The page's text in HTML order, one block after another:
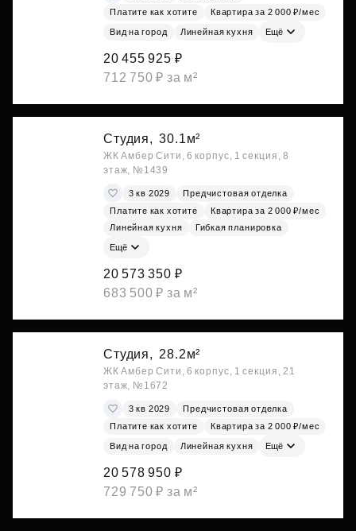
Платите как хотите
Квартира за 2 000 ₽/мес
Вид на город Линейная кухня Ещё
20 455 925 ₽
712 750 ₽ за м²
Студия, 30.1м²
ЖК Амбер Сити, 6 корпус, 1 секция, 8
этаж, №1439
3 кв 2029
Предчистовая отделка
Платите как хотите
Квартира за 2 000 ₽/мес
Линейная кухня
Гибкая планировка
Ещё
20 573 350 ₽
683 500 ₽ за м²
Студия, 28.2м²
ЖК Амбер Сити, 6 корпус, 1 секция, 21
этаж, №1672
3 кв 2029
Предчистовая отделка
Платите как хотите
Квартира за 2 000 ₽/мес
Вид на город Линейная кухня Ещё
20 578 950 ₽
729 750 ₽ за м²